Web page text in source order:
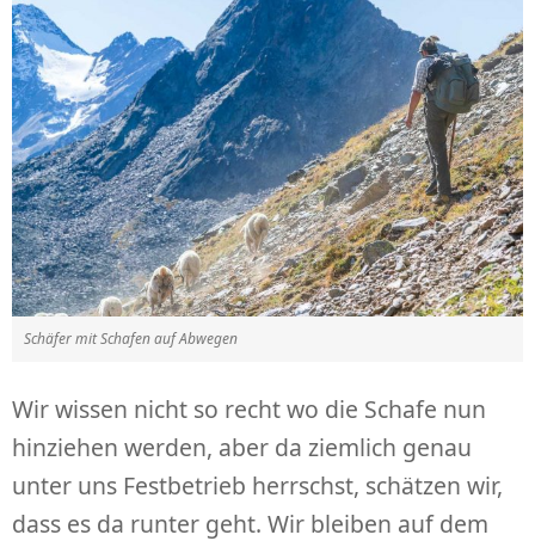
Schäfer mit Schafen auf Abwegen
Wir wissen nicht so recht wo die Schafe nun
hinziehen werden, aber da ziemlich genau
unter uns Festbetrieb herrschst, schätzen wir,
dass es da runter geht. Wir bleiben auf dem